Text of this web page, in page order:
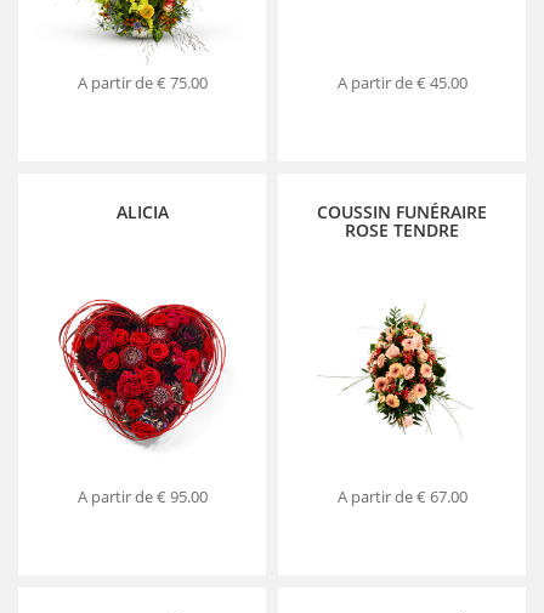
A partir de€ 75.00 A partir de€ 45.00
ALICIA
A partir de€ 95.00
COUSSIN FUNÉRAIRE
ROSE TENDRE
A partir de€ 67.00